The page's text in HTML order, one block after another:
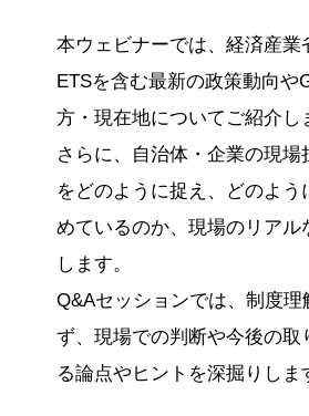
本ウェビナーでは、経済産業
ETSを含む最新の政策動向や
方・現在地についてご紹介し
さらに、自治体・企業の現場
をどのように捉え、どのよう
めているのか、現場のリアル
します。
Q&Aセッションでは、制度理
ず、現場での判断や今後の取
る論点やヒントを深掘りしま